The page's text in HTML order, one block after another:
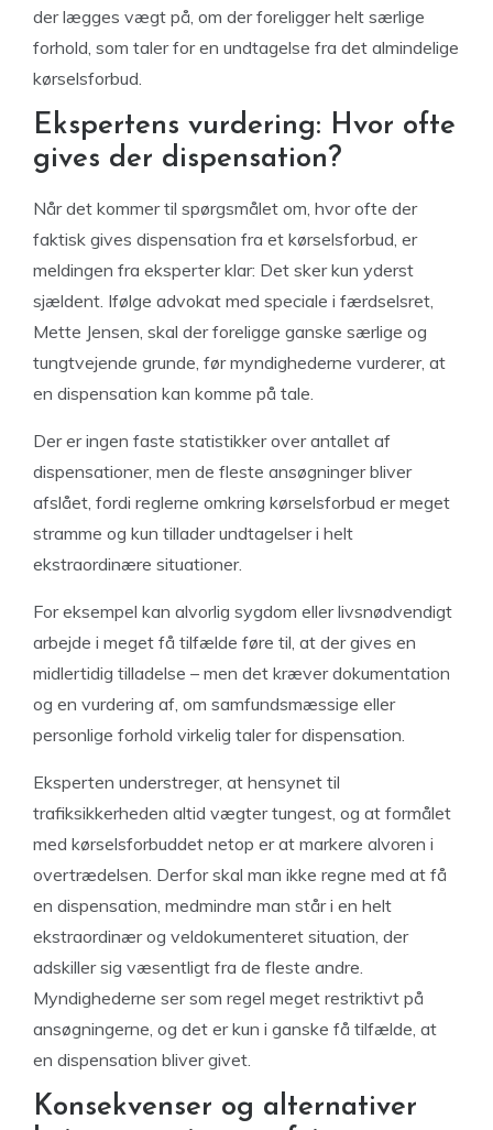
der lægges vægt på, om der foreligger helt særlige
forhold, som taler for en undtagelse fra det almindelige
kørselsforbud.
Ekspertens vurdering: Hvor ofte
gives der dispensation?
Når det kommer til spørgsmålet om, hvor ofte der
faktisk gives dispensation fra et kørselsforbud, er
meldingen fra eksperter klar: Det sker kun yderst
sjældent. Ifølge advokat med speciale i færdselsret,
Mette Jensen, skal der foreligge ganske særlige og
tungtvejende grunde, før myndighederne vurderer, at
en dispensation kan komme på tale.
Der er ingen faste statistikker over antallet af
dispensationer, men de fleste ansøgninger bliver
afslået, fordi reglerne omkring kørselsforbud er meget
stramme og kun tillader undtagelser i helt
ekstraordinære situationer.
For eksempel kan alvorlig sygdom eller livsnødvendigt
arbejde i meget få tilfælde føre til, at der gives en
midlertidig tilladelse – men det kræver dokumentation
og en vurdering af, om samfundsmæssige eller
personlige forhold virkelig taler for dispensation.
Eksperten understreger, at hensynet til
trafiksikkerheden altid vægter tungest, og at formålet
med kørselsforbuddet netop er at markere alvoren i
overtrædelsen. Derfor skal man ikke regne med at få
en dispensation, medmindre man står i en helt
ekstraordinær og veldokumenteret situation, der
adskiller sig væsentligt fra de fleste andre.
Myndighederne ser som regel meget restriktivt på
ansøgningerne, og det er kun i ganske få tilfælde, at
en dispensation bliver givet.
Konsekvenser og alternativer